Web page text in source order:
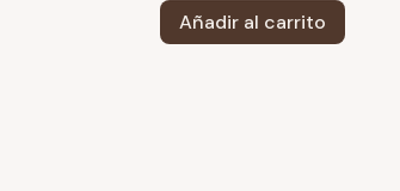
Añadir al carrito